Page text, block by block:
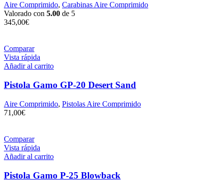
Aire Comprimido, Carabinas Aire Comprimido
Valorado con 5.00 de 5
345,00€
Comparar
Vista rápida
Añadir al carrito
Pistola Gamo GP-20 Desert Sand
Aire Comprimido, Pistolas Aire Comprimido
71,00€
Comparar
Vista rápida
Añadir al carrito
Pistola Gamo P-25 Blowback